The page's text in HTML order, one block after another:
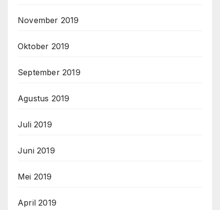
November 2019
Oktober 2019
September 2019
Agustus 2019
Juli 2019
Juni 2019
Mei 2019
April 2019